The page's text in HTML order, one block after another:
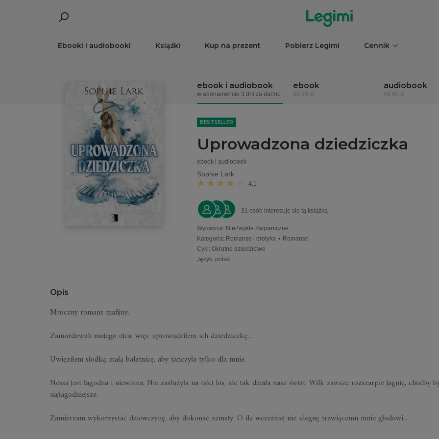
Ebooki i audiobooki Książki Kup na prezent Pobierz Legimi Cennik
ebook i audiobook
w abonamencie 3 dni za darmo
ebook
39,90 zł
audiobook
49,90 zł
BESTSELLER
Uprowadzona dziedziczka
ebook i audiobook
Sophie Lark
4,1
31 osób interesuje się tą książką
Wydawca: NieZwykłe Zagraniczne
Kategoria: Romanse i erotyka • Romanse
Cykl : Okrutne dziedzictwo
Język: polski
Opis
Mroczny romans mafijny.
Zamordowali mojego ojca, więc uprowadziłem ich dziedziczkę…
Uwięziłem słodką małą baletnicę, aby tańczyła tylko dla mnie.
Nessa jest łagodna i niewinna. Nie zasłużyła na taki los, ale tak działa nasz świat. Wilk zawsze rozszarpie jagnię, choćby
najłagodniejsze.
Zamierzam wykorzystać dziewczynę, aby dokonać zemsty. O ile wcześniej nie ulegnę trawiącemu mnie głodowi…